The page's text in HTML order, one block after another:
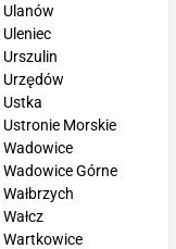
Ulanów
Uleniec
Urszulin
Urzędów
Ustka
Ustronie Morskie
Wadowice
Wadowice Górne
Wałbrzych
Wałcz
Wartkowice